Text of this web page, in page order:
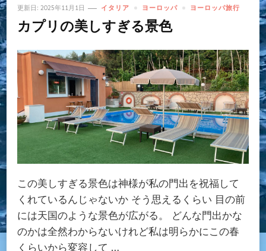
更新日: 2025年11月1日 イタリア ヨーロッパ ヨーロッパ旅行
カプリの美しすぎる景色
この美しすぎる景色は神様が私の門出を祝福して
くれているんじゃないか そう思えるくらい 目の前
には天国のような景色が広がる。 どんな門出かな
のかは全然わからないけれど私は明らかにこの春
くらいから変容して …